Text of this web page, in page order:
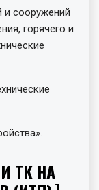
и сооружений
горячего и
ТК НА